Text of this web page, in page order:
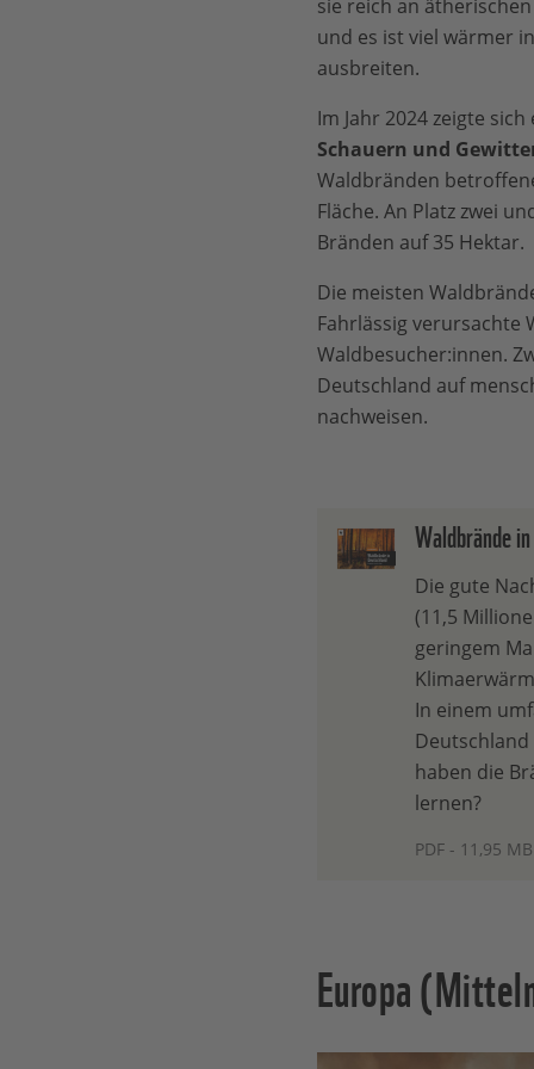
sie reich an
und es ist viel wärmer
ausbreiten.
Im Jahr 2024 zeigte
Schauern und
Waldbränden
Fläche. An Platz zwei
Bränden auf 35 Hektar.
Die meisten
Fahrlässig verursachte
Waldbesucher:innen.
Deutschland auf
nachweisen.
Waldbrände
Die gute
(11,5
geringem
In einem
haben die
lernen?
PDF - 11,95 MB
Europa